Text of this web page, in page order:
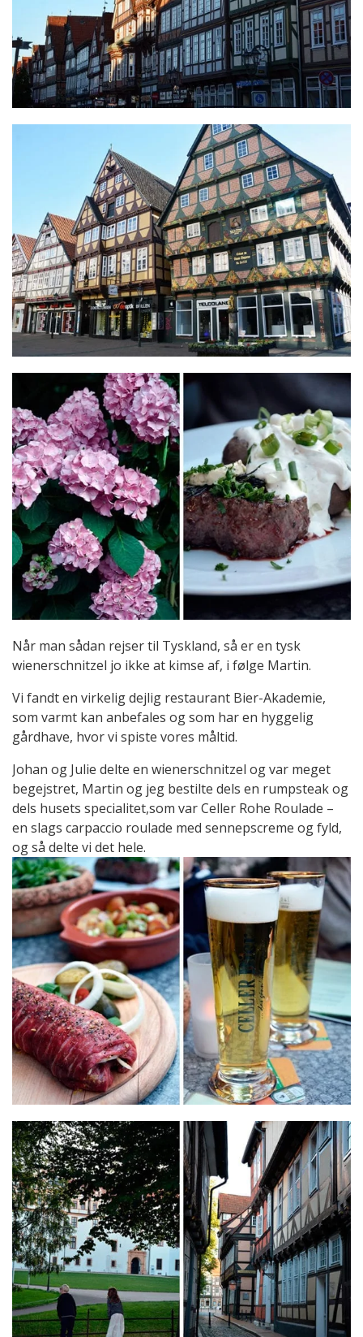
Når man sådan rejser til Tyskland, så er en tysk
wienerschnitzel jo ikke at kimse af, i følge Martin.
Vi fandt en virkelig dejlig restaurant Bier-Akademie,
som varmt kan anbefales og som har en hyggelig
gårdhave, hvor vi spiste vores måltid.
Johan og Julie delte en wienerschnitzel og var meget
begejstret, Martin og jeg bestilte dels en rumpsteak og
dels husets specialitet,som var Celler Rohe Roulade –
en slags carpaccio roulade med sennepscreme og fyld,
og så delte vi det hele.